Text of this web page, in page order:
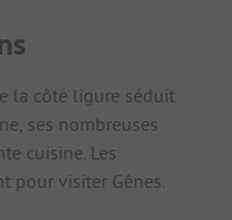
la côte ligure séduit
ses nombreuses
cuisine. Les
pour visiter Gênes.